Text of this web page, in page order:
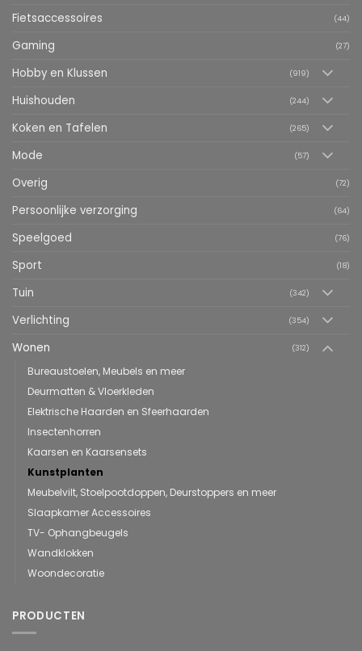
Fietsaccessoires (44)
Gaming (27)
Hobby en Klussen (919)
Huishouden (244)
Koken en Tafelen (265)
Mode (57)
Overig (72)
Persoonlijke verzorging (64)
Speelgoed (76)
Sport (18)
Tuin (342)
Verlichting (354)
Wonen (312)
Bureaustoelen, Meubels en meer
Deurmatten & Vloerkleden
Elektrische Haarden en Sfeerhaarden
Insectenhorren
Kaarsen en Kaarsensets
Kunstplanten
Meubelvilt, Stoelpootdoppen, Deurstoppers en meer
Slaapkamer Accessoires
TV- Ophangbeugels
Wandklokken
Woondecoratie
PRODUCTEN